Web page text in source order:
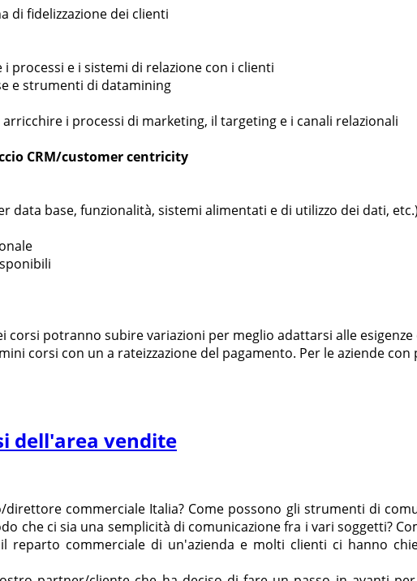
di fidelizzazione dei clienti
processi e i sistemi di relazione con i clienti
e strumenti di datamining
i processi di marketing, il targeting e i canali relazionali
CRM/customer centricity
data base, funzionalità, sistemi alimentati e di utilizzo dei dati, etc.)
potranno subire variazioni per meglio adattarsi alle
corsi con un a rateizzazione del pagamento. Per le aziende
dell'area vendite
commerciale Italia? Come possono gli strumenti di
che ci sia una semplicità di comunicazione fra i vari soggetti?
reparto commerciale di un'azienda e molti clienti ci hanno